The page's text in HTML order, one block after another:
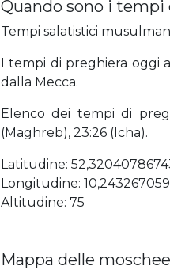
Quando sono i tempi
Tempi salatistici
I tempi di preghiera oggi
dalla Mecca.
Elenco dei tempi di
(Maghreb), 23:26 (Icha).
Latitudine:
Longitudine:
Altitudine: 75
Mappa delle